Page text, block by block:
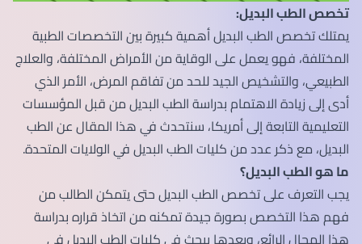
تخصص الطب البديل:
يمتلك تخصص الطب البديل أهمية كبيرة بين التخصصات الطبية
المختلفة، فهو يعمل على الوقاية من الأمراض المختلفة، والعلاج
الطبيعي، والتشخيص الجيد للحد من تفاقم المرض، الأمر الذي
أدى إلى زيادة الاهتمام بدراسة الطب البديل من قبل المؤسسات
التعليمية التابعة إلى أمريكا، سنتحدث في هذا المقال عن الطب
البديل، مع ذكر عدد من كليات الطب البديل في الولايات المتحدة.
ما هو الطب البديل؟
يجب التعرف على تخصص الطب البديل حتى يتمكن الطالب من
فهم هذا التخصص بصورة جيدة تمكنه من اتخاذ قراره بدراسة